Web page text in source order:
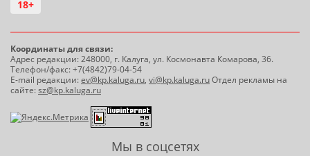
18+
Координаты для связи:
Адрес редакции: 248000, г. Калуга, ул. Космонавта Комарова, 36.
Телефон/факс: +7(4842)79-04-54
E-mail редакции:ev@kp.kaluga.ru, vi@kp.kaluga.ruОтдел рекламы на
сайте:sz@kp.kaluga.ru
Мы в соцсетях